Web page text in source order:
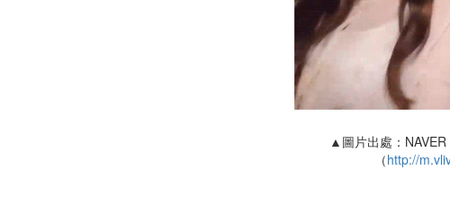
▲圖片出處：
（http://